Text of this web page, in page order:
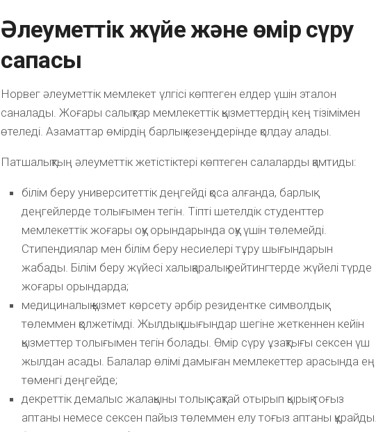
Әлеуметтік жүйе және өмір сүру
сапасы
Норвег әлеуметтік мемлекет үлгісі көптеген елдер үшін эталон
саналады. Жоғары салықтар мемлекеттік қызметтердің кең тізімімен
өтеледі. Азаматтар өмірдің барлық кезеңдерінде қолдау алады.
Патшалықтың әлеуметтік жетістіктері көптеген салаларды қамтиды:
білім беру университеттік деңгейді қоса алғанда, барлық
деңгейлерде толығымен тегін. Тіпті шетелдік студенттер
мемлекеттік жоғары оқу орындарында оқу үшін төлемейді.
Стипендиялар мен білім беру несиелері тұру шығындарын
жабады. Білім беру жүйесі халықаралық рейтингтерде жүйелі түрде
жоғары орындарда;
медициналық қызмет көрсету әрбір резидентке символдық
төлеммен қолжетімді. Жылдық шығындар шегіне жеткеннен кейін
қызметтер толығымен тегін болады. Өмір сүру ұзақтығы сексен үш
жылдан асады. Балалар өлімі дамыған мемлекеттер арасында ең
төменгі деңгейде;
декреттік демалыс жалақыны толық сақтай отырып қырық тоғыз
аптаны немесе сексен пайыз төлеммен елу тоғыз аптаны құрайды.